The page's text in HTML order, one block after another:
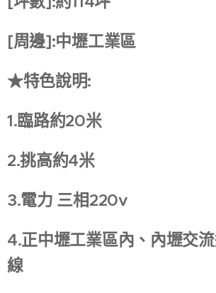
[周邊]:中壢工業區
★特色說明:
1.臨路約20米
2.挑高約4米
3.電力 三相220v
4.正中壢工業區內、內壢交
線